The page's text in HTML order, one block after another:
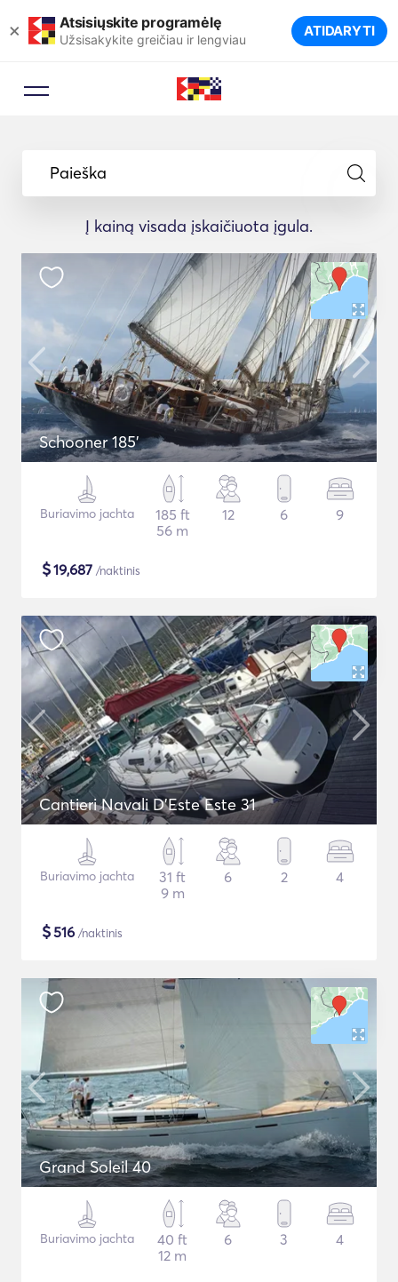
× Atsisiųskite programėlę
Užsisakykite greičiau ir lengviau ATIDARYTI
Paieška
Į kainą visada įskaičiuota įgula.
Schooner 185'
Buriavimo jachta
185 ft
56 m
12 6 9
$19,687 /naktinis
Cantieri Navali D'Este Este 31
Buriavimo jachta
31 ft
9 m
6 2 4
$516 /naktinis
Grand Soleil 40
Buriavimo jachta
40 ft
12 m
6 3 4